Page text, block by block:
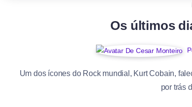
Os últimos
Um dos ícones do Rock mundial, Kurt Cobain,
por trás